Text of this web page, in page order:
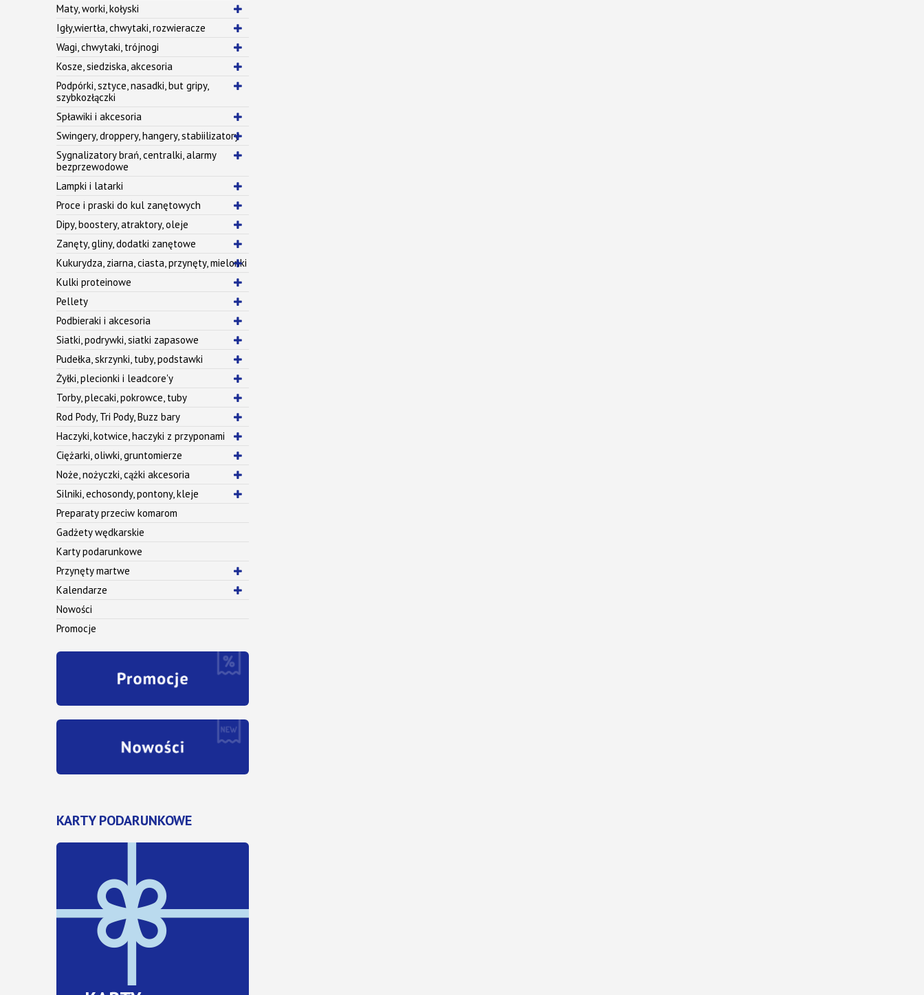
Maty, worki, kołyski
Igły,wiertła, chwytaki, rozwieracze
Wagi, chwytaki, trójnogi
Kosze, siedziska, akcesoria
Podpórki, sztyce, nasadki, but gripy,
szybkozłączki
Spławiki i akcesoria
Swingery, droppery, hangery, stabiilizatory
Sygnalizatory brań, centralki, alarmy
bezprzewodowe
Lampki i latarki
Proce i praski do kul zanętowych
Dipy, boostery, atraktory, oleje
Zanęty, gliny, dodatki zanętowe
Kukurydza, ziarna, ciasta, przynęty, mielonki
Kulki proteinowe
Pellety
Podbieraki i akcesoria
Siatki, podrywki, siatki zapasowe
Pudełka, skrzynki, tuby, podstawki
Żyłki, plecionki i leadcore'y
Torby, plecaki, pokrowce, tuby
Rod Pody, Tri Pody, Buzz bary
Haczyki, kotwice, haczyki z przyponami
Ciężarki, oliwki, gruntomierze
Noże, nożyczki, cążki akcesoria
Silniki, echosondy, pontony, kleje
Preparaty przeciw komarom
Gadżety wędkarskie
Karty podarunkowe
Przynęty martwe
Kalendarze
Nowości
Promocje
KARTY PODARUNKOWE